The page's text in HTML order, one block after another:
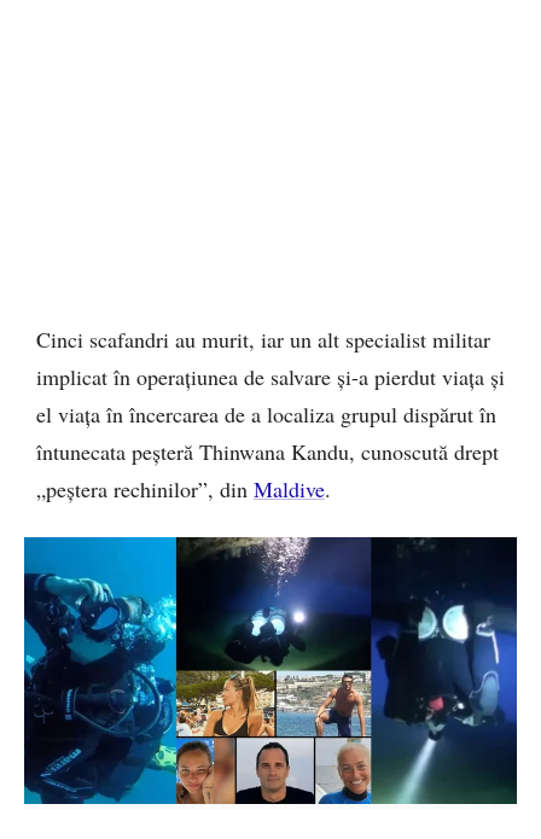
Cinci scafandri au murit, iar un alt specialist militar
implicat în operațiunea de salvare și-a pierdut viața și
el viața în încercarea de a localiza grupul dispărut în
întunecata peșteră Thinwana Kandu, cunoscută drept
„peștera rechinilor”, din Maldive.